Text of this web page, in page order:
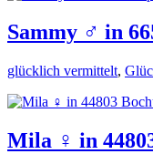
Sammy ♂️ in
glücklich vermittelt,
Mila ♀️ in